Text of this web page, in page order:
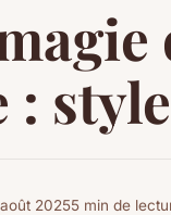
:
août 20255 min de